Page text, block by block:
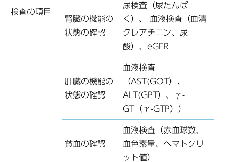
検査の項目
腎臓の機能の
状態の確認
尿検査（尿たんぱ
く）、 血液検査（血清
クレアチニン、尿
酸）、eGFR
肝臓の機能の
状態の確認
血液検査
（AST(GOT）、
ALT(GPT）、γ-
GT（γ-GTP））
貧血の確認
血液検査（赤血球数、
血色素量、ヘマトクリ
ット値）